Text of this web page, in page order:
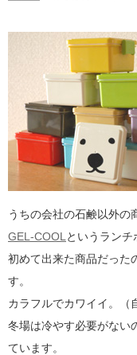
うちの会社の石鹸以外の
GEL-COOL というランチ
初めて出来た商品だった
す。
カラフルでカワイイ。（
冬場は冷やす必要がない
ています。